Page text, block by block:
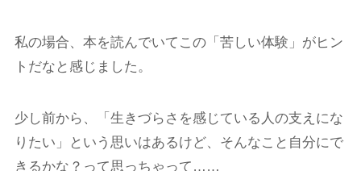
私の場合、本を読んでいてこの「苦しい体験」がヒン
トだなと感じました。
少し前から、「生きづらさを感じている人の支えにな
りたい」という思いはあるけど、そんなこと自分にで
きるかな？って思っちゃって……